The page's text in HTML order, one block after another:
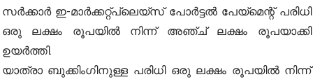
സര്‍ക്കാര്‍ ഇ-മാര്‍ക്കറ്റ്‌പ്ലെയ്‌സ് പോര്‍ട്ടല്‍ പേയ്‌മെന്റ് പരിധി
ഒരു ലക്ഷം രൂപയില്‍ നിന്ന് അഞ്ച് ലക്ഷം രൂപയാക്കി
ഉയര്‍ത്തി.
യാത്രാ ബുക്കിംഗിനുള്ള പരിധി ഒരു ലക്ഷം രൂപയില്‍ നിന്ന്